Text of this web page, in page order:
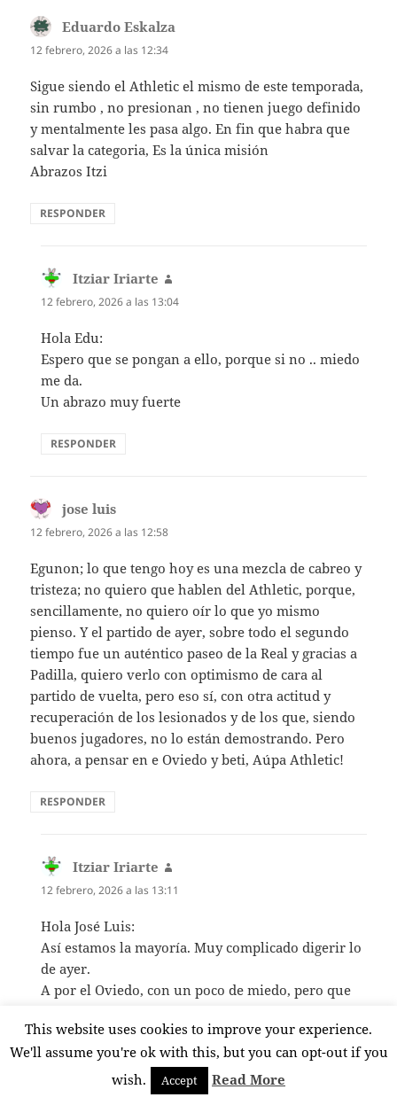
Eduardo Eskalza
12 febrero, 2026 a las 12:34
Sigue siendo el Athletic el mismo de este temporada,
sin rumbo , no presionan , no tienen juego definido
y mentalmente les pasa algo. En fin que habra que
salvar la categoria, Es la única misión
Abrazos Itzi
RESPONDER
Itziar Iriarte
12 febrero, 2026 a las 13:04
Hola Edu:
Espero que se pongan a ello, porque si no .. miedo
me da.
Un abrazo muy fuerte
RESPONDER
jose luis
12 febrero, 2026 a las 12:58
Egunon; lo que tengo hoy es una mezcla de cabreo y
tristeza; no quiero que hablen del Athletic, porque,
sencillamente, no quiero oír lo que yo mismo
pienso. Y el partido de ayer, sobre todo el segundo
tiempo fue un auténtico paseo de la Real y gracias a
Padilla, quiero verlo con optimismo de cara al
partido de vuelta, pero eso sí, con otra actitud y
recuperación de los lesionados y de los que, siendo
buenos jugadores, no lo están demostrando. Pero
ahora, a pensar en e Oviedo y beti, Aúpa Athletic!
RESPONDER
Itziar Iriarte
12 febrero, 2026 a las 13:11
Hola José Luis:
Así estamos la mayoría. Muy complicado digerir lo
de ayer.
A por el Oviedo, con un poco de miedo, pero que
demostrando este año.
Un saludo
This website uses cookies to improve your experience.
We'll assume you're ok with this, but you can opt-out if you
wish.
Accept Read More